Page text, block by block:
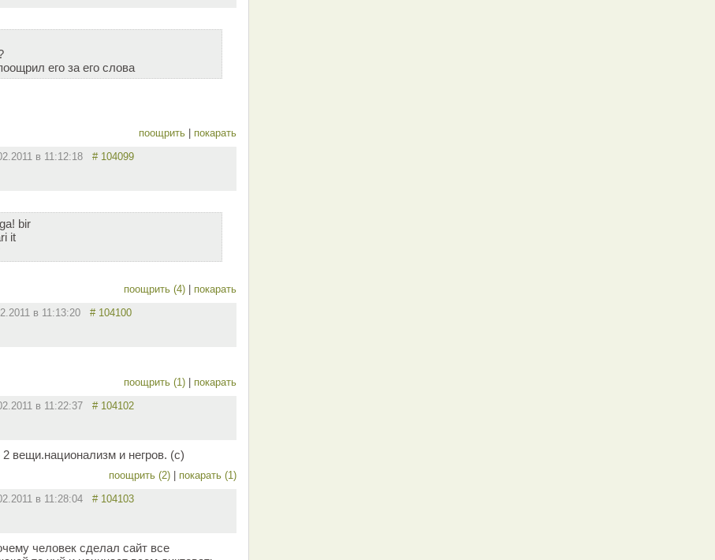
его за его слова
поощрить покарать
в 11:12:18 # 104099
bir
it
поощрить (4) покарать
в 11:13:20 # 104100
поощрить (1) покарать
в 11:22:37 # 104102
вещи.национализм и негров. (с)
поощрить (2) покарать (1)
в 11:28:04 # 104103
человек сделал сайт все